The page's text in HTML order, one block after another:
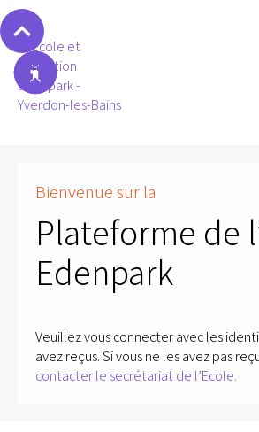
Bienvenue sur la
Plateforme de
Edenpark
Veuillez vous connecter avec les
avez reçus. Si vous ne les avez pas
contacter le secrétariat de l’Ecole.